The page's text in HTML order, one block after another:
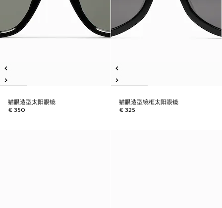
猫眼造型太阳眼镜
€ 350
猫眼造型镜框太阳眼镜
€ 325